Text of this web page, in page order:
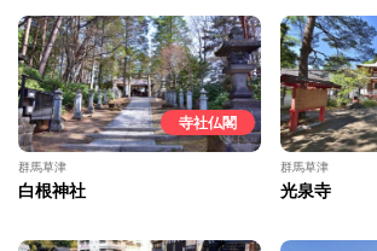
寺社仏閣
群馬草津
白根神社
群馬草津
光泉寺